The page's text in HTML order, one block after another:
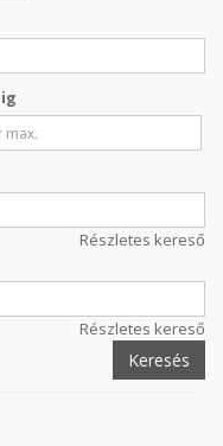
Részletes kereső
Részletes kereső
Keresés